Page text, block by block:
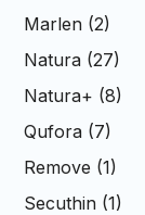
Marlen (2)
Natura (27)
Natura+ (8)
Qufora (7)
Remove (1)
Secuthin (1)